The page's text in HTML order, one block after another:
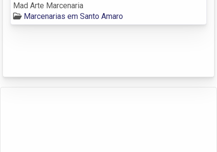
Mad Arte Marcenaria
Marcenarias em Santo Amaro